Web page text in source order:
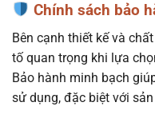
Chính sách bảo
Bên cạnh thiết kế và
tố quan trọng khi lựa
Bảo hành minh bạch
sử dụng, đặc biệt với